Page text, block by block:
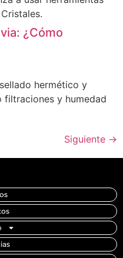
¿Cómo
hermético y
filtraciones y humedad
Siguiente →